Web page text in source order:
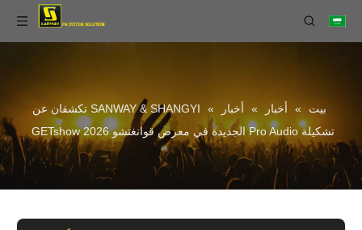
بيت » أخبار » أخبار »
SANWAY & SHANGYI تكشفان عن
تشكيلة Pro Audio الجديدة في معرض قوانغتشو 2026 GETshow